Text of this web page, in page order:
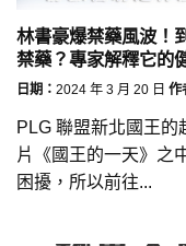
林書豪爆禁藥風波！
禁藥？專家解釋它的
日期： 2024 年 3 月 20 日 作
PLG 聯盟新北國王
片《國王的一天》之
困擾，所以前往...